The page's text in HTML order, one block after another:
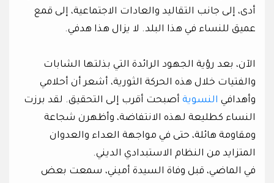
أدى، إلى جانب التقاليد والعادات الاجتماعية، إلى قمع
عميق للنساء في هذا البلد. لا يزال هذا هدفي.
الآن، بعد رؤية الجهود الرائدة التي بذلتها الشابات
والفتيات خلال هذه الحركة الثورية، أشعر أن أحلامي
وأهدافي النسوية أصبحت أقرب إلى التحقيق. لقد برزت
النساء كطليعة لهذه الانتفاضة، وأظهرن شجاعة
ومقاومة هائلة، حتى في مواجهة العداء والعدوان
المتزايد من النظام الاستبدادي الديني.
في الماضي، قبل وفاة السيدة أميني، سمعت بعض